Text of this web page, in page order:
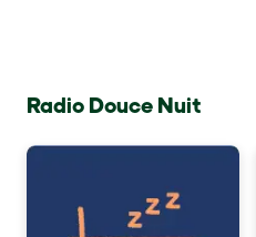
Radio Douce Nuit